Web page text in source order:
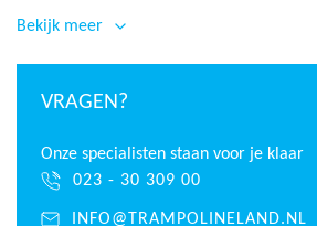
het midden zodat water weg kan lopen
bevestiging gaten. Door de hoes
te leggen, is deze rondom vast te zetten
voorkomen dat de trampoline rand
vogelpoep of hars op de trampoline
Bekijk meer
VRAGEN?
Onze specialisten staan voor je klaar
023 - 30 309 00
INFO@TRAMPOLINELAND.NL